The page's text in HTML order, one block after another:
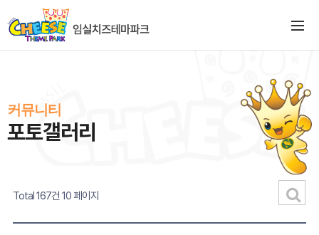
커뮤니티
포토갤러리
Total 167건 10 페이지